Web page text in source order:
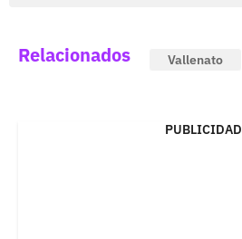
Relacionados Vallenato
PUBLICIDAD